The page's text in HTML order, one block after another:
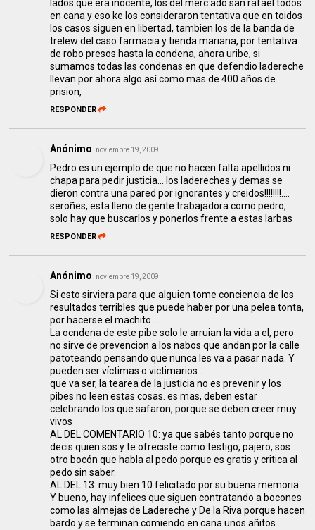
lados que era inocente, los del merc ado san rafael todos
en cana y eso ke los consideraron tentativa que en toidos
los casos siguen en libertad, tambien los de la banda de
trelew del caso farmacia y tienda mariana, por tentativa
de robo presos hasta la condena, ahora uribe, si
sumamos todas las condenas en que defendio ladereche
llevan por ahora algo así como mas de 400 años de
prision,
RESPONDER
Anónimo noviembre 19, 2009
Pedro es un ejemplo de que no hacen falta apellidos ni
chapa para pedir justicia... los ladereches y demas se
dieron contra una pared por ignorantes y creidos!!!!!!!!....
seroñes, esta lleno de gente trabajadora como pedro,
solo hay que buscarlos y ponerlos frente a estas larbas
RESPONDER
Anónimo noviembre 19, 2009
Si esto sirviera para que alguien tome conciencia de los
resultados terribles que puede haber por una pelea tonta,
por hacerse el machito...
La ocndena de este pibe solo le arruian la vida a el, pero
no sirve de prevencion a los nabos que andan por la calle
patoteando pensando que nunca les va a pasar nada. Y
pueden ser víctimas o victimarios...
que va ser, la tearea de la justicia no es prevenir y los
pibes no leen estas cosas. es mas, deben estar
celebrando los que safaron, porque se deben creer muy
vivos
AL DEL COMENTARIO 10: ya que sabés tanto porque no
decis quien sos y te ofreciste como testigo, pajero, sos
otro bocón que habla al pedo porque es gratis y critica al
pedo sin saber.
AL DEL 13: muy bien 10 felicitado por su buena memoria.
Y bueno, hay infelices que siguen contratando a bocones
como las almejas de Ladereche y De la Riva porque hacen
bardo y se terminan comiendo en cana unos añitos...